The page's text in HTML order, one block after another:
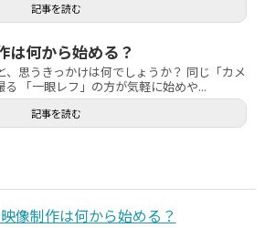
記事を読む
何から始める？
、思うきっかけは何でしょうか？ 同じ「カメ
「一眼レフ」の方が気軽に始めや...
記事を読む
像制作は何から始める？